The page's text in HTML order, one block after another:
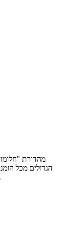
מהדורת
הגדולים מכל
עם נגיעות ישראליות. מחצות ועד אור הבוקר.